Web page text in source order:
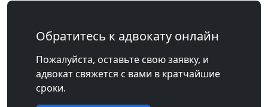
Обратитесь к адвокату онлайн
Пожалуйста, оставьте свою заявку, и
адвокат свяжется с вами в кратчайшие
сроки.